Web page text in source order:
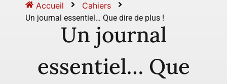
Accueil Cahiers
Un journal essentiel… Que dire de plus !
Un journal
essentiel… Que